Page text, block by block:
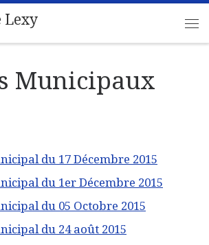
Lexy
Municipaux
du 17 Décembre 2015
du 1er Décembre 2015
du 05 Octobre 2015
du 24 août 2015